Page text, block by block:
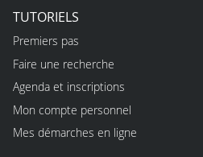
TUTORIELS
Premiers pas
Faire une recherche
Agenda et inscriptions
Mon compte personnel
Mes démarches en ligne